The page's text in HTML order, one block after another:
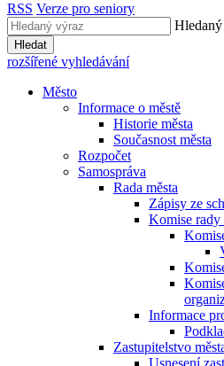
RSS Verze pro seniory
Hledat
rozšířené vyhledávání
Město
Informace o městě
Historie města
Současnost města
Rozpočet
Samospráva
Rada města
Zápisy ze
Komise rady
Informace
Zastupitelstvo
Usnesení